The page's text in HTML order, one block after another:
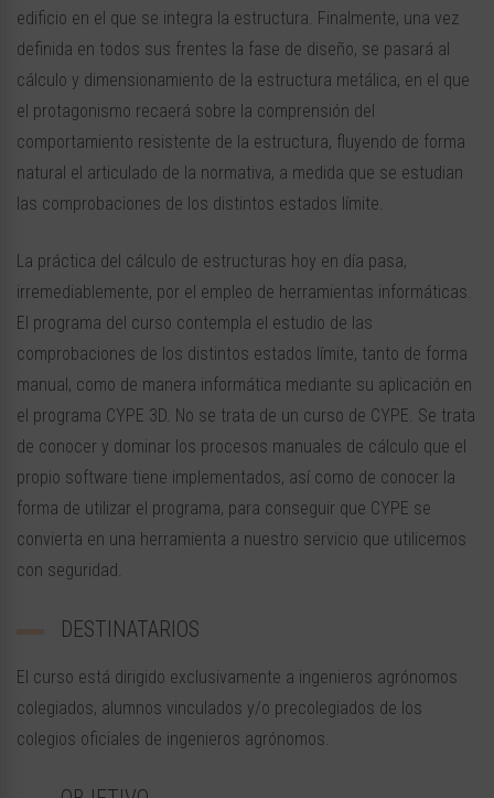
edificio en el que se integra la estructura. Finalmente, una vez
definida en todos sus frentes la fase de diseño, se pasará al
cálculo y dimensionamiento de la estructura metálica, en el que
el protagonismo recaerá sobre la comprensión del
comportamiento resistente de la estructura, fluyendo de forma
natural el articulado de la normativa, a medida que se estudian
las comprobaciones de los distintos estados límite.
La práctica del cálculo de estructuras hoy en día pasa,
irremediablemente, por el empleo de herramientas informáticas.
El programa del curso contempla el estudio de las
comprobaciones de los distintos estados límite, tanto de forma
manual, como de manera informática mediante su aplicación en
el programa CYPE 3D. No se trata de un curso de CYPE. Se trata
de conocer y dominar los procesos manuales de cálculo que el
propio software tiene implementados, así como de conocer la
forma de utilizar el programa, para conseguir que CYPE se
convierta en una herramienta a nuestro servicio que utilicemos
con seguridad.
DESTINATARIOS
El curso está dirigido exclusivamente a ingenieros agrónomos
colegiados, alumnos vinculados y/o precolegiados de los
colegios oficiales de ingenieros agrónomos.